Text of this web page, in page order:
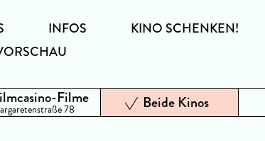
INFOS KINO SCHENKEN!
Filme
78 Beide Kinos